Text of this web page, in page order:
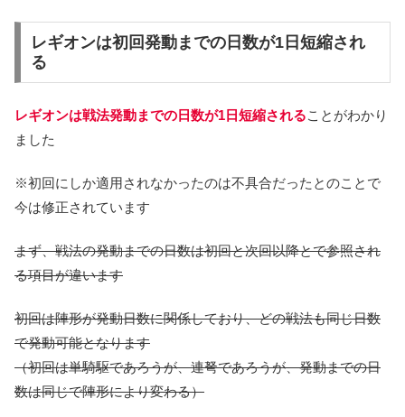
レギオンは初回発動までの日数が1日短縮され
る
レギオンは戦法発動までの日数が1日短縮されることがわかり
ました
※初回にしか適用されなかったのは不具合だったとのことで
今は修正されています
まず、戦法の発動までの日数は初回と次回以降とで参照され
る項目が違います
初回は陣形が発動日数に関係しており、どの戦法も同じ日数
で発動可能となります
（初回は単騎駆であろうが、連弩であろうが、発動までの日
数は同じで陣形により変わる）